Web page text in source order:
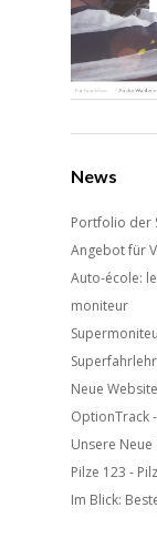
News
Portfolio der
Angebot für
Auto-école:
moniteur
Neue
OptionTrack
Unsere
Pilze 123 -
Im Blick: